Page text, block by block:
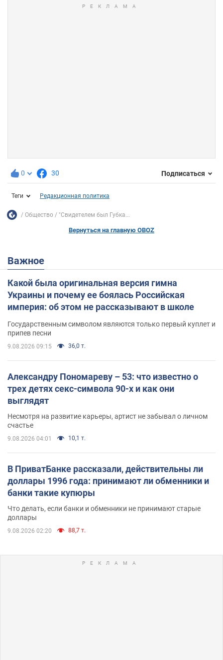
0 30 Подписаться
Теги Редакционная политика
Общество "Свидетелем был Губка...
Вернуться на главную OBOZ
Важное
Какой была оригинальная версия гимна
Украины и почему ее боялась Российская
империя: об этом не рассказывают в школе
Государственным символом являются только первый куплет и
припев песни
9.08.2026 09:15 36,0 т.
Александру Пономареву – 53: что известно о
трех детях секс-символа 90-х и как они
выглядят
Несмотря на развитие карьеры, артист не забывал о личном
счастье
9.08.2026 04:01 10,1 т.
В ПриватБанке рассказали, действительны ли
доллары 1996 года: принимают ли обменники и
банки такие купюры
Что делать, если банки и обменники не принимают старые
доллары
9.08.2026 02:20 88,7 т.